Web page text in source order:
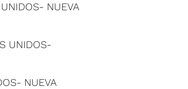
NUEVA
UNIDOS-
NUEVA